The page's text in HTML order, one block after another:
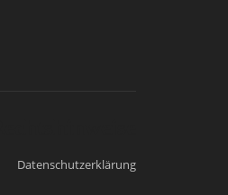
Datenschutzerklärung